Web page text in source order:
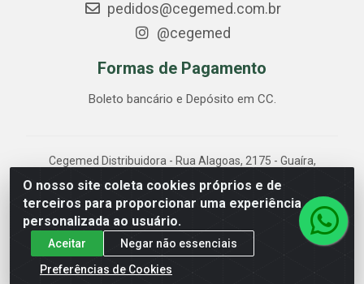
O nosso site coleta cookies próprios e de
terceiros para proporcionar uma experiência
personalizada ao usuário.
Aceitar
Negar não essenciais
Preferências de Cookies
pedidos@cegemed.com.br
@cegemed
Formas de Pagamento
Boleto bancário e Depósito em CC.
Cegemed Distribuidora - Rua Alagoas, 2175 - Guaíra,
Curitiba/PR - CEP 80.630-050 - CNPJ 85.017.994/0001-